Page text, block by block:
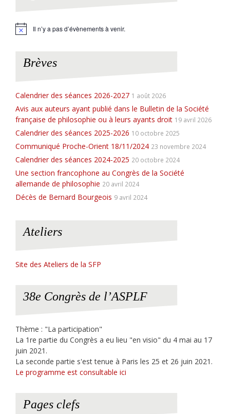
N
Il n’y a pas d’évènements à venir.
Brèves
Calendrier des séances 2026-2027 1 août 2026
Avis aux auteurs ayant publié dans le Bulletin de la Société
française de philosophie ou à leurs ayants droit 19 avril 2026
Calendrier des séances 2025-2026 10 octobre 2025
Communiqué Proche-Orient 18/11/2024 23 novembre 2024
Calendrier des séances 2024-2025 20 octobre 2024
Une section francophone au Congrès de la Société
allemande de philosophie 20 avril 2024
Décès de Bernard Bourgeois 9 avril 2024
Ateliers
Site des Ateliers de la SFP
38e Congrès de l’ASPLF
Thème : "La participation"
La 1re partie du Congrès a eu lieu "en visio" du 4 mai au 17
juin 2021.
La seconde partie s'est tenue à Paris les 25 et 26 juin 2021.
Le programme est consultable ici
Pages clefs